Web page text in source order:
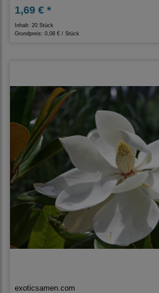
1,69 € *
Inhalt: 20 Stück
Grundpreis: 0,08 € / Stück
exoticsamen.com